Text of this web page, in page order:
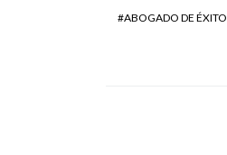
ABOGADO DE ÉXITO